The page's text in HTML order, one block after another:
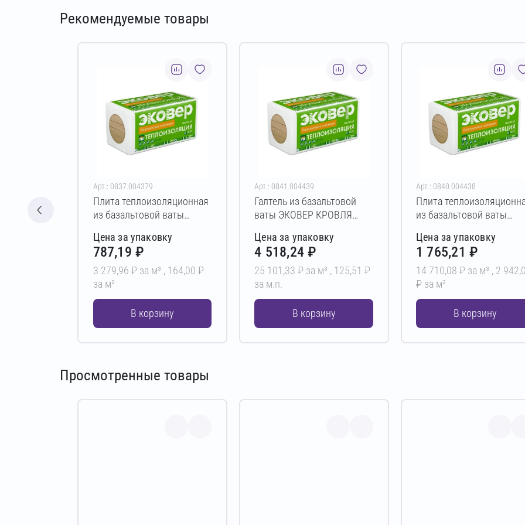
Рекомендуемые товары
Арт.: 0837.004379
Плита теплоизоляционная
из базальтовой ваты
50х600х1000 мм
Цена за упаковку
787,19 ₽
3 279,96 ₽ за м³ , 164,00 ₽
за м²
В корзину
Арт.: 0841.004439
Галтель из базальтовой
ваты ЭКОВЕР КРОВЛЯ
100х100х1000 мм
Цена за упаковку
4 518,24 ₽
25 101,33 ₽ за м³ , 125,51 ₽
за м.п.
В корзину
Арт.: 0840.004438
Плита
из базальтовой ваты
200х600х1000 мм
Цена за упаковку
1 765,21 ₽
14 710,08 ₽ за м³ , 2
₽ за м²
В корзину
Просмотренные товары